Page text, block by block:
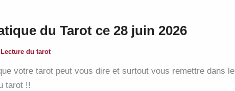
du Tarot ce 28 juin 2026
Lecture du tarot
votre tarot peut vous dire et surtout vous remettre dans le
tarot !!